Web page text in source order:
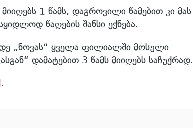
1 წამს, დაგროვილი წამებით კი მას
წაღების შანსი ექნება.
„ნოვას“ ყველა ფილიალში მოსული
დამატებით 3 წამს მიიღებს საჩუქრად.
.